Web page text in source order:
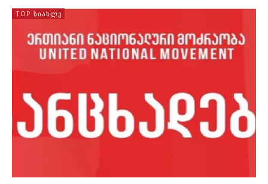
TOP ᲡᲘᲐᲮᲚᲔ